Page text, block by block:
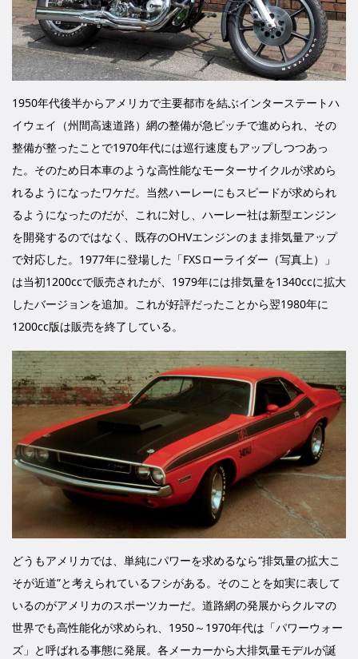
1950年代後半からアメリカで主要都市を結ぶインターステートハ
イウェイ（州間高速道路）網の整備が急ピッチで進められ、その
整備が整ったことで1970年代には巡行速度もアップしつつあっ
た。そのため日本車のような高性能なモーターサイクルが求めら
れるようになったワケだ。当然ハーレーにもスピードが求められ
るようになったのだが、これに対し、ハーレー社は新型エンジン
を開発するのではなく、既存のOHVエンジンのまま排気量アップ
で対応した。1977年に登場した「FXSローライダー（写真上）」
は当初1200ccで販売されたが、1979年には排気量を1340ccに拡大
したバージョンを追加。これが好評だったことから翌1980年に
1200cc版は販売を終了している。
どうもアメリカでは、単純にパワーを求めるなら“排気量の拡大こ
そが近道”と考えられているフシがある。そのことを如実に表して
いるのがアメリカのスポーツカーだ。道路網の発展からクルマの
世界でも高性能化が求められ、1950～1970年代は「パワーウォー
ズ」と呼ばれる事態に発展。各メーカーから大排気量モデルが誕